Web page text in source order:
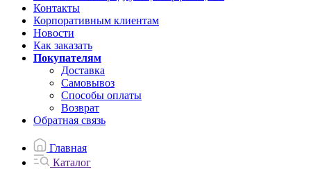
Контакты
Корпоративным клиентам
Новости
Как заказать
Покупателям
Доставка
Самовывоз
Способы оплаты
Возврат
Обратная связь
Главная
Каталог